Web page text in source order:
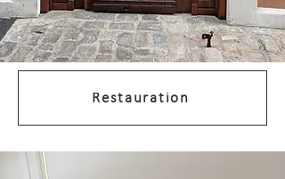
Restauration